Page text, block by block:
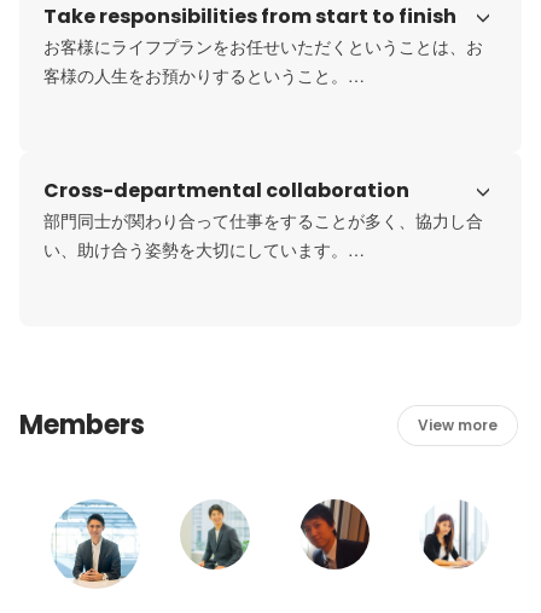
業績を伸ばしています。
優秀なマーケティング/エンジニア部隊を中心に、Fintec企
業へとDXを推進しています。
Take responsibilities from start to finish
お客様にライフプランをお任せいただくということは、お
客様の人生をお預かりするということ。
Cross-departmental collaboration
部門同士が関わり合って仕事をすることが多く、協力し合
い、助け合う姿勢を大切にしています。
Members View more